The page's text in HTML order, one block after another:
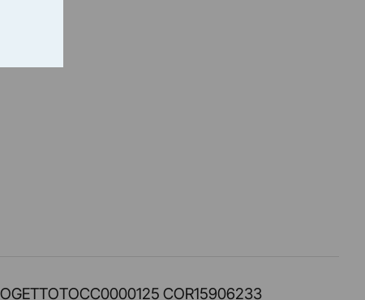
COR15906233